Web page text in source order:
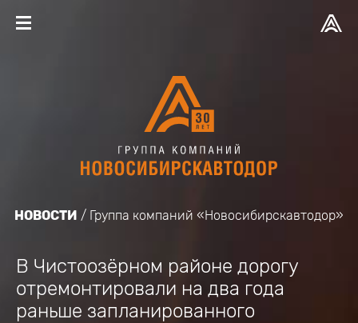
НОВОСТИ Группа компаний «Новосибирскавтодор»
В Чистоозёрном районе дорогу
отремонтировали на два года
раньше запланированного